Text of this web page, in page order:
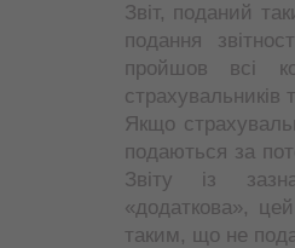
Звіт, поданий
подання
пройшов всі
страхувальників
Якщо
подаються за
Звіту із
«додаткова»,
таким, що не